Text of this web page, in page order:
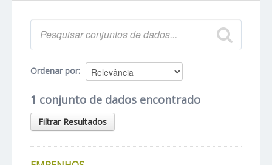
Ordenar por
1 conjunto de dados encontrado
Filtrar Resultados